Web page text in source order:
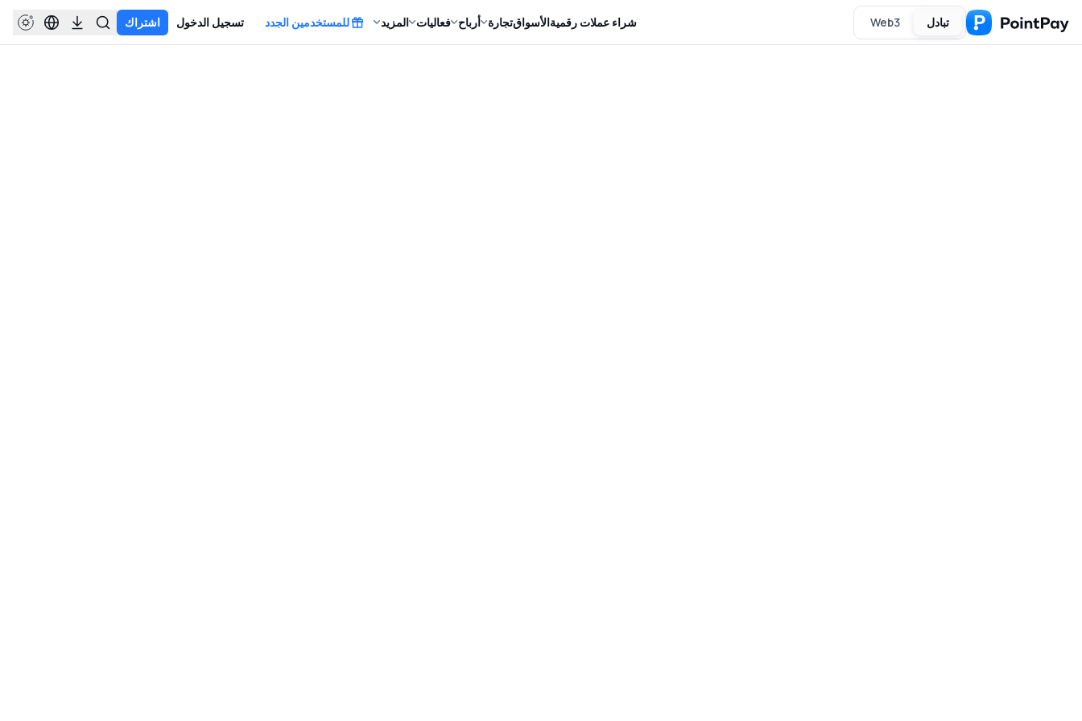
تبادل Web3 شراء عملات رقميةالأسواقتجارة أرباح فعاليات المزيد للمستخدمين الجدد تسجيل الدخول اشتراك